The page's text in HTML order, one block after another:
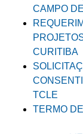
CAMPO
CURITIBA
TCLE
TERMO